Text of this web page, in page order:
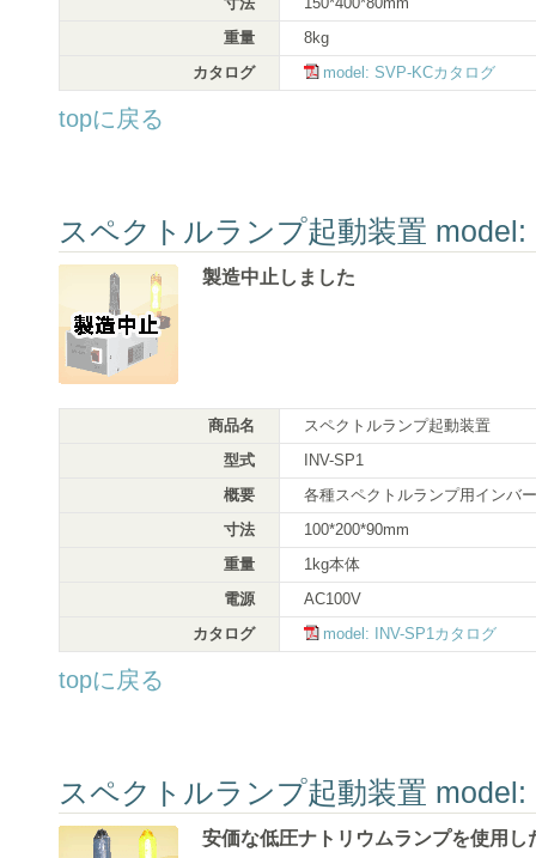
重量
8kg
カタログ
model: SVP-KCカタログ
topに戻る
スペクトルランプ起動装置
製造中止しました
商品名
スペクトルランプ起動装置
型式
INV-SP1
概要
各種スペクトルランプ用インバ
寸法
100*200*90mm
重量
1kg本体
電源
AC100V
カタログ
model: INV-SP1カタログ
topに戻る
スペクトルランプ起動装置 model:
安価な低圧ナトリウムランプを使用し